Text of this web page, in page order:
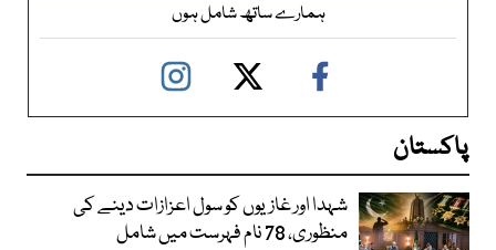
ہمارے ساتھ شامل ہوں
پاکستان
شہدا اور غازیوں کو سول اعزازات دینے کی
منظوری، 78 نام فہرست میں شامل